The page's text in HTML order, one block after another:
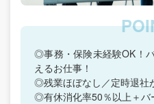
◎事務・保険未経験OK！
えるお仕事！
◎残業ほぼなし／定時退社
◎有休消化率50％以上＋バ